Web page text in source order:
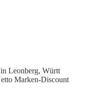
Leonberg, Württ
Marken-Discount